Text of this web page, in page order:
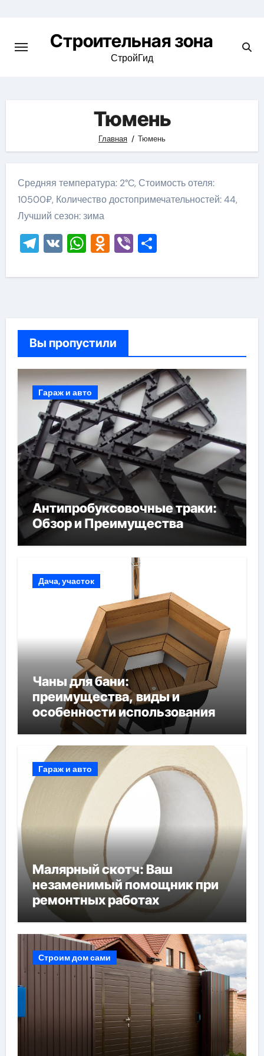
content
Строительная зона
СтройГид
Тюмень
Главная Тюмень
Средняя температура: 2°C, Стоимость отеля:
10500₽, Количество достопримечательностей: 44,
Лучший сезон: зима
Telegram
VKWhatsApp
Odnoklassniki
ViberОтправить
Вы пропустили
Гараж и авто
Антипробуксовочные траки:
Обзор и Преимущества
Дача, участок
Чаны для бани:
преимущества, виды и
особенности использования
Гараж и авто
Малярный скотч: Ваш
незаменимый помощник при
ремонтных работах
Строим дом сами